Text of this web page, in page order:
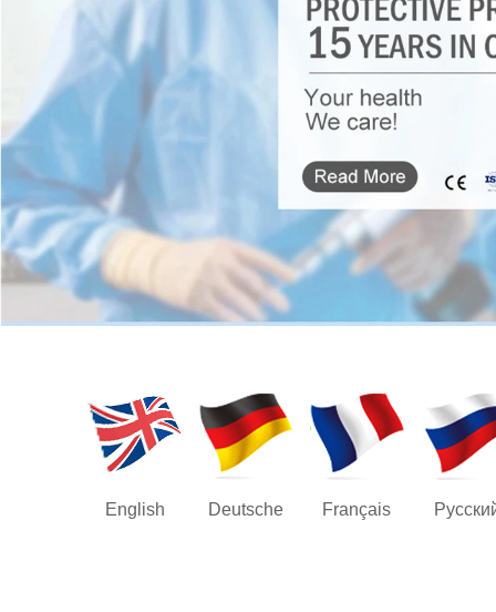
English Deutsche Français